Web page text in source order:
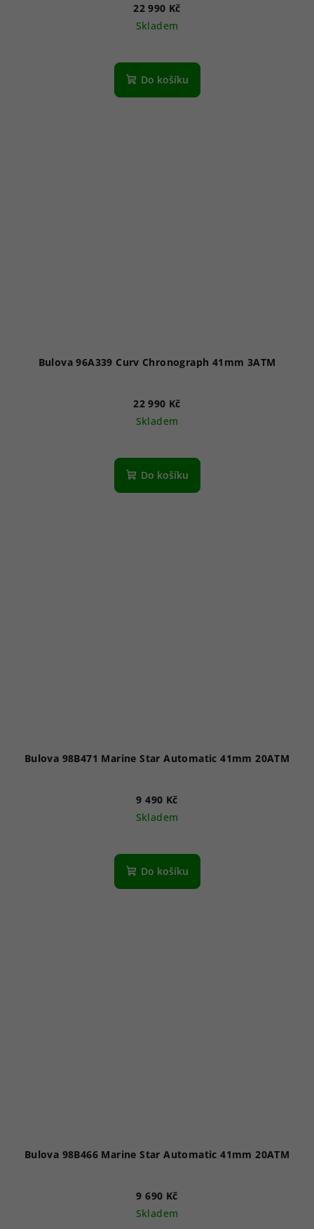
22 990 Kč
Skladem
Do košíku
Bulova 96A339 Curv Chronograph 41mm 3ATM
22 990 Kč
Skladem
Do košíku
Bulova 98B471 Marine Star Automatic 41mm 20ATM
9 490 Kč
Skladem
Do košíku
Bulova 98B466 Marine Star Automatic 41mm 20ATM
9 690 Kč
Skladem